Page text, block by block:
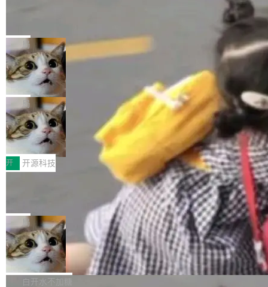
库之一。你的操作系统、浏览器、无数的基础设
施软件，很可能都在用它。而过去十年，维护它
的人一直在用业余...
gi?id=2019042">Bug&nbsp;2019042</a>）</l
i> <li>现在，助手可以直接使用 Exa 的网络搜索
结果回答问题，而无需将问题转交给搜索引擎。
（<a href="https://bugzilla.mozilla.org/show_
bug.cgi?id=204...
的 npm 包。项目的核心论点是：容器不适合 Ag
ent 计算。真正适合的，是 Isolate。 Cloudflare
工程师在这件事上没什么可谦虚的——他们用 W
orkers 跑了十年 Isolate。用 CEO Matthew Pri
nce 的话说：「我们一生都在用 Isolate 运行代
码，而 AI Agent 不需要容器，它们需要的是 Iso
late。」 容器为什么不合适 容器的问题在于启动
和销毁都太重了。一个 Agent 要执行的任务可能
只需要几毫秒的 CPU 时间，但容器从冷启动到
就绪要花数秒。如果未来有十...
局
OpenAI 公开邮件和聊天记录回应苹果
诉讼，称“Apple is getting this wron
g”
上个月，苹果一纸诉状把 OpenAI 告上法庭，指
控其挖角苹果前员工并窃取商业秘密。苹果的诉
状把 OpenAI 描述成一个系统性地从前东家挖
人、套取机密信息的对手。 OpenAI 没发律师
函，也没选择庭外沉默。它在官网贴了一篇博
文，标题只有六个字：Apple is getting this wro
ng。 然后，它把邮件往来和 iMessage 聊天记
录全贴了出来。 他发错人了 苹果外部律师 Gabr
iel Gross 来自 Weil 律所，2 月 23 日下午 5:53
给 OpenAI 总法律顾问 Che Chang 发了封邮
件，附了一封长信，要求 OpenAI 配合调查前苹
果员工带走机密信...
局
HUAWEI MatePad Edge上架WorkBu
ddy鸿蒙PC版，说话就能干活的AI办公
搭子
全能AI工作台WorkBuddy鸿蒙PC版上架HUAWE
I MatePad Edge应用市场，直接下载即可使
用，与鸿蒙电脑上的体验一致。值得一提的是，
这是目前市面上唯一支持平板接入WorkBuddy P
C版的产品，搭载“人机双写”重磅功能——你写
你的，AI写AI的，同屏协作互不干扰。一句话让
AI帮你干活，现在开启全新体验！ 温馨提示：
体验WorkBuddy鸿蒙PC版前，请将 HUAWEI M
atePad Edge 升级至 HarmonyOS 6.1.0.135S
P9 patch03及以上版本。 *升级路径：设置 > 搜
开 开源科技
FFmpeg 9.0 发布：代号“Lei”，以此纪
全球知名开源多媒体框架 FFmpeg 今天正式发
布了 9.0 版本。这个版本除了带来新一代音视频
处理能力和硬件加速支持之外，还有一个特殊之
处：FFmpeg 9.0 的代号是“Lei”。 这个名字，
来自中国开发者雷霄骅（Lei Xiaohua）。 对于
很多中国音视频开发者而言，这个名字并不陌
局
亚马逊成本失控：AI 写代码烧掉 1215
万元，超预算 860%
外媒近日曝光了亚马逊的多份内部报告显示，AI
导致公司在多个项目上超支。《金融时报》报道
白开水不加糖